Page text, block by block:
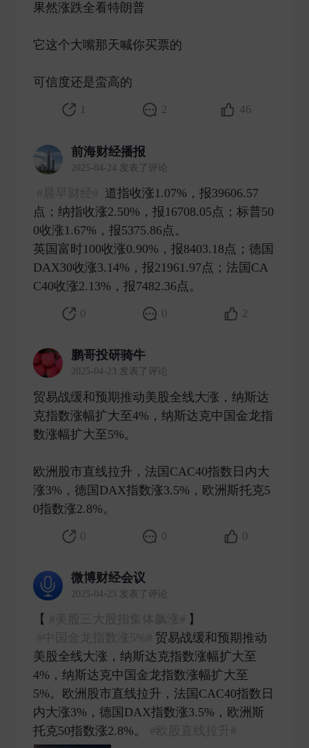
果然涨跌全看特朗普
它这个大嘴那天喊你买票的
可信度还是蛮高的 ​
1 2 46
前海财经播报
2025-04-24 发表了评论
道指收涨1.07%，报39606.57
点；纳指收涨2.50%，报16708.05点；标普50
0收涨1.67%，报5375.86点。
英国富时100收涨0.90%，报8403.18点；德国
DAX30收涨3.14%，报21961.97点；法国CA
C40收涨2.13%，报7482.36点。 ​
0 0 2
鹏哥投研骑牛
2025-04-23 发表了评论
贸易战缓和预期推动美股全线大涨，纳斯达
克指数涨幅扩大至4%，纳斯达克中国金龙指
数涨幅扩大至5%。
欧洲股市直线拉升，法国CAC40指数日内大
涨3%，德国DAX指数涨3.5%，欧洲斯托克5
0指数涨2.8%。 ​
0 0 0
微博财经会议
2025-04-23 发表了评论
【​​​
】
贸易战缓和预期推动
美股全线大涨，纳斯达克指数涨幅扩大至
4%，纳斯达克中国金龙指数涨幅扩大至
5%。欧洲股市直线拉升，法国CAC40指数日
内大涨3%，德国DAX指数涨3.5%，欧洲斯
托克50指数涨2.8%。